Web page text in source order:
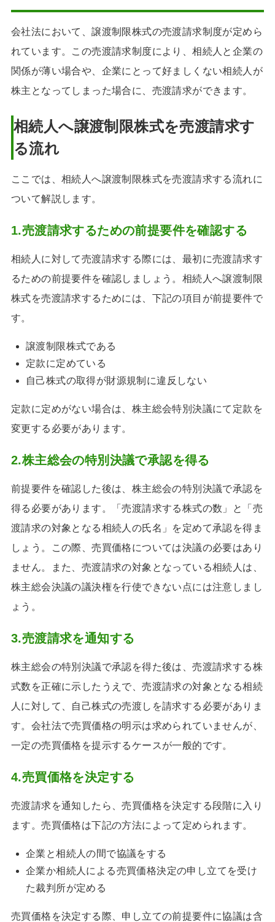
会社法において、譲渡制限株式の売渡請求制度が定めら
れています。この売渡請求制度により、相続人と企業の
関係が薄い場合や、企業にとって好ましくない相続人が
株主となってしまった場合に、売渡請求ができます。
相続人へ譲渡制限株式を売渡請求す
る流れ
ここでは、相続人へ譲渡制限株式を売渡請求する流れに
ついて解説します。
1.売渡請求するための前提要件を確認する
相続人に対して売渡請求する際には、最初に売渡請求す
るための前提要件を確認しましょう。相続人へ譲渡制限
株式を売渡請求するためには、下記の項目が前提要件で
す。
譲渡制限株式である
定款に定めている
自己株式の取得が財源規制に違反しない
定款に定めがない場合は、株主総会特別決議にて定款を
変更する必要があります。
2.株主総会の特別決議で承認を得る
前提要件を確認した後は、株主総会の特別決議で承認を
得る必要があります。「売渡請求する株式の数」と「売
渡請求の対象となる相続人の氏名」を定めて承認を得ま
しょう。この際、売買価格については決議の必要はあり
ません。また、売渡請求の対象となっている相続人は、
株主総会決議の議決権を行使できない点には注意しまし
ょう。
3.売渡請求を通知する
株主総会の特別決議で承認を得た後は、売渡請求する株
式数を正確に示したうえで、売渡請求の対象となる相続
人に対して、自己株式の売渡しを請求する必要がありま
す。会社法で売買価格の明示は求められていませんが、
一定の売買価格を提示するケースが一般的です。
4.売買価格を決定する
売渡請求を通知したら、売買価格を決定する段階に入り
ます。売買価格は下記の方法によって定められます。
企業と相続人の間で協議をする
企業か相続人による売買価格決定の申し立てを受け
た裁判所が定める
売買価格を決定する際、申し立ての前提要件に協議は含